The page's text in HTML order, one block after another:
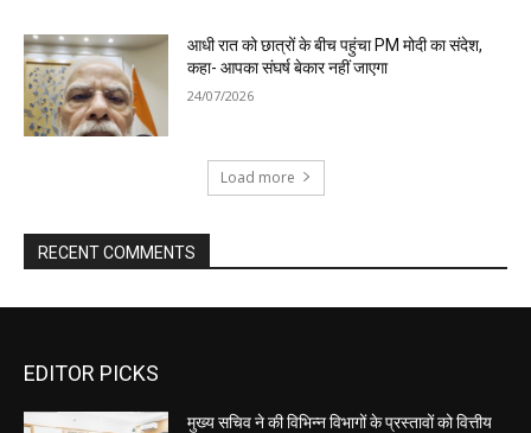
EDITOR PICKS
मुख्य सचिव ने की विभिन्न विभागों के प्रस्तावों को वित्तीय